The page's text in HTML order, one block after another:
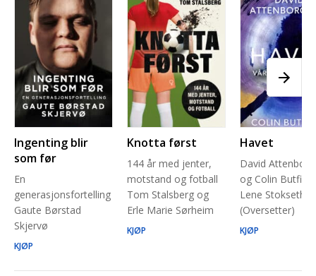
Ingenting blir
som før
En
generasjonsfortelling
Gaute Børstad
Skjervø
KJØP
Knotta først
144 år med jenter,
motstand og fotball
Tom Stalsberg og
Erle Marie Sørheim
KJØP
Havet
David
og Colin
Lene Stokseth
(Oversetter)
KJØP